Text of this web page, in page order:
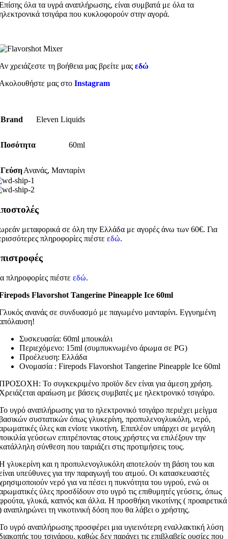
όλα τα υγρά αναπλήρωσης, είναι συμβατά με όλα τα
τσιγάρα που κυκλοφορούν στην αγορά.
χρειάζεστε τη βοήθεια μας βρείτε μας εδώ
μας στο Instagram
Brand Eleven Liquids
Ποσότητα 60ml
ΓεύσηΑνανάς, Μανταρίνι
μεταφορικά σε όλη την Ελλάδα με αγορές άνω των 60€. Για
πληροφορίες πιέστε εδώ.
πληροφορίες πιέστε εδώ.
Flavorshot Tangerine Pineapple Ice 60ml
ανανάς σε συνδυασμό με παγωμένο μανταρίνι. Εγγυημένη
Συσκευασία: 60ml μπουκάλι
Περιεχόμενο: 15ml (συμπυκνωμένο άρωμα σε PG)
Προέλευση: Ελλάδα
Ονομασία : Firepods Flavorshot Tangerine Pineapple Ice 60ml
Το συγκεκριμένο προϊόν δεν είναι για άμεση χρήση.
αραίωση με βάσεις συμβατές με ηλεκτρονικό τσιγάρο.
υγρό αναπλήρωσης για το ηλεκτρονικό τσιγάρο περιέχει μείγμα
συστατικών όπως γλυκερίνη, προπυλενογλυκόλη, νερό,
ύλες και ενίοτε νικοτίνη. Επιπλέον υπάρχει σε μεγάλη
γεύσεων επιτρέποντας στους χρήστες να επιλέξουν την
σύνθεση που ταιριάζει στις προτιμήσεις τους.
γλυκερίνη και η προπυλενογλυκόλη αποτελούν τη βάση του και
υπεύθυνες για την παραγωγή του ατμού. Οι κατασκευαστές
νερό για να πέσει η πυκνότητα του υγρού, ενώ οι
ύλες προσδίδουν στο υγρό τις επιθυμητές γεύσεις, όπως
γλυκά, καπνός και άλλα. Η προσθήκη νικοτίνης ( προαιρετικά
αναπληρώνει τη νικοτινική δόση που θα λάβει ο χρήστης.
υγρό αναπλήρωσης προσφέρει μια υγιεινότερη εναλλακτική λύση
του τσιγάρου, καθώς δεν παράγει τις επιβλαβείς ουσίες που